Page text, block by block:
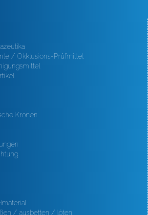
/ Okklusions-Prüfmittel
Kronen
/ ausbetten / löten